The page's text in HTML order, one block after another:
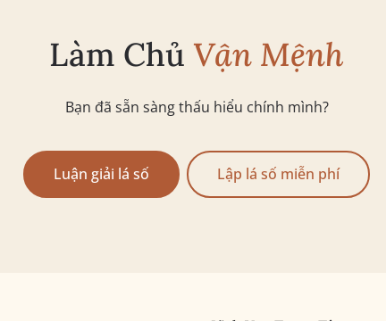
Làm Chủ Vận Mệnh
Bạn đã sẵn sàng thấu hiểu chính mình?
Luận giải lá số Lập lá số miễn phí